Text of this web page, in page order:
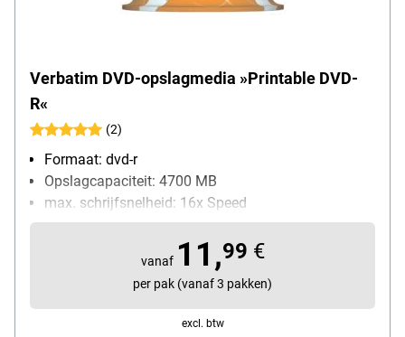
Verbatim DVD-opslagmedia »Printable DVD-
R«
(2)
Formaat: dvd-r
Opslagcapaciteit: 4700 MB
max. schrijfsnelheid: 16x Speed
Bijzonderheden: bedrukbaar
Inhoud per pak: 25 stuk(s)
vanaf 11,99 €
per pak (vanaf 3 pakken)
excl. btw